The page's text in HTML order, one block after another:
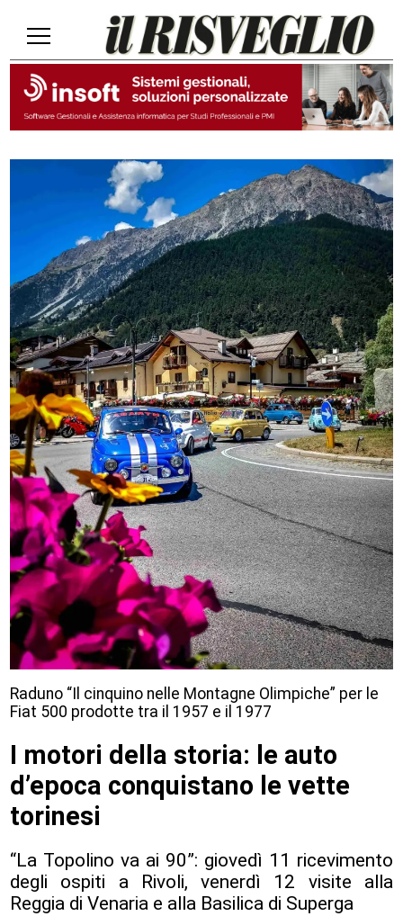
Raduno “Il cinquino nelle Montagne Olimpiche” per le
Fiat 500 prodotte tra il 1957 e il 1977
I motori della storia: le auto
d’epoca conquistano le vette
torinesi
“La Topolino va ai 90”: giovedì 11 ricevimento
degli ospiti a Rivoli, venerdì 12 visite alla
Reggia di Venaria e alla Basilica di Superga